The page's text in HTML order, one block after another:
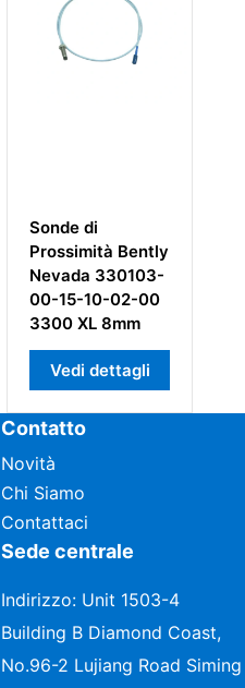
Sonde di
Prossimità Bently
Nevada 330103-
00-15-10-02-00
3300 XL 8mm
Vedi dettagli
Contatto
Novità
Chi Siamo
Contattaci
Sede centrale
Indirizzo: Unit 1503-4
Building B Diamond Coast,
No.96-2 Lujiang Road Siming